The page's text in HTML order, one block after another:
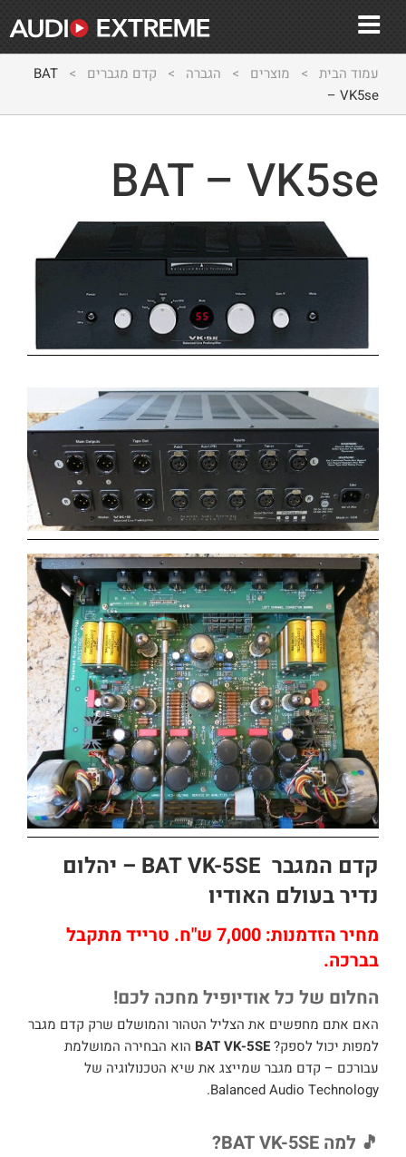
עמוד הבית > מוצרים > הגברה > קדם מגברים >
BAT
– VK5se
BAT – VK5se
קדם המגבר BAT VK-5SE – יהלום
נדיר בעולם האודיו
מחיר הזדמנות: 7,000 ש"ח. טרייד מתקבל
בברכה.
החלום של כל אודיופיל מחכה לכם!
האם אתם מחפשים את הצליל הטהור והמושלם שרק קדם מגבר
למפות יכול לספק?BAT VK-5SE הוא הבחירה המושלמת
עבורכם – קדם מגבר שמייצג את שיא הטכנולוגיה של
Balanced Audio Technology.
🎵 למה BAT VK-5SE?